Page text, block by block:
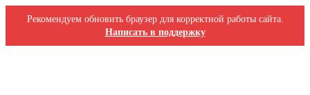
Рекомендуем обновить браузер для корректной работы сайта.
Написать в поддержку